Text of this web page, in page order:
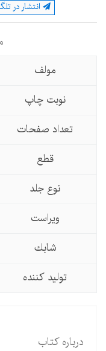
انتشار در تلگرام
مولف
نوبت چاپ
تعداد صفحات
قطع
نوع جلد
ویراست
شابك
تولید كننده
درباره کتاب